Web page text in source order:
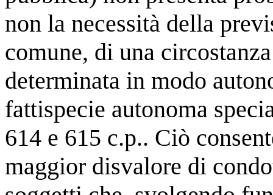
non la necessità della
comune, di una
determinata in modo
fattispecie autonoma
614 e 615 c.p.. Ciò
maggior disvalore di